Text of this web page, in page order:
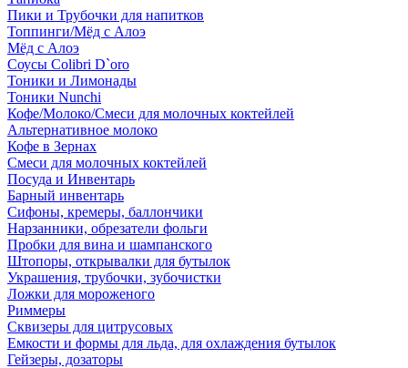
Пики и Трубочки для напитков
Топпинги/Мёд с Алоэ
Мёд с Алоэ
Соусы Colibri D`oro
Тоники и Лимонады
Тоники Nunchi
Кофе/Молоко/Смеси для молочных коктейлей
Альтернативное молоко
Кофе в Зернах
Смеси для молочных коктейлей
Посуда и Инвентарь
Барный инвентарь
Сифоны, кремеры, баллончики
Нарзанники, обрезатели фольги
Пробки для вина и шампанского
Штопоры, открывалки для бутылок
Украшения, трубочки, зубочистки
Ложки для мороженого
Риммеры
Сквизеры для цитрусовых
Емкости и формы для льда, для охлаждения бутылок
Гейзеры, дозаторы